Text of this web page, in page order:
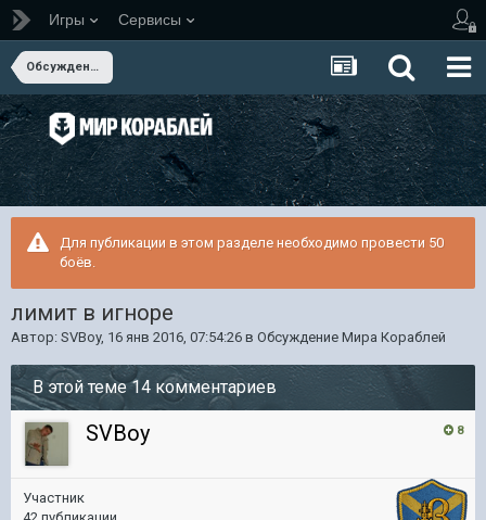
Игры Сервисы
Обсуждение Мира Кораблей
Для публикации в этом разделе необходимо провести 50
боёв.
лимит в игноре
Автор: SVBoy, 16 янв 2016, 07:54:26 в Обсуждение Мира Кораблей
В этой теме 14 комментариев
8
SVBoy
Участник